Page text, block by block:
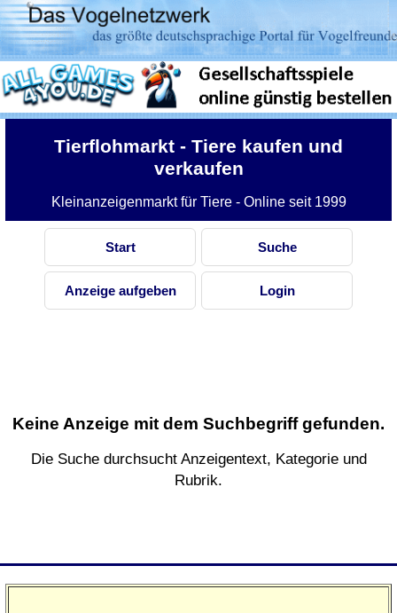
Tierflohmarkt - Tiere kaufen und
verkaufen
Kleinanzeigenmarkt für Tiere - Online seit 1999
Start Suche
Anzeige aufgeben Login
Keine Anzeige mit dem Suchbegriff gefunden.
Die Suche durchsucht Anzeigentext, Kategorie und
Rubrik.